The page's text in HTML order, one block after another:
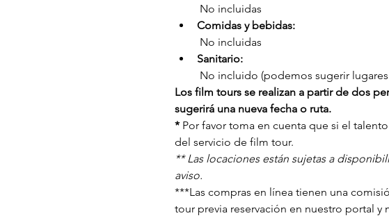
No incluidas
Comidas y bebidas:
No incluidas
Sanitario:
No incluido (podemos sugerir
Los film tours se realizan a partir de dos
sugerirá una nueva fecha o ruta.
* Por favor toma en cuenta que si el
del servicio de film tour.
** Las locaciones están sujetas a
aviso.
***Las compras en línea tienen una
tour previa reservación en nuestro portal